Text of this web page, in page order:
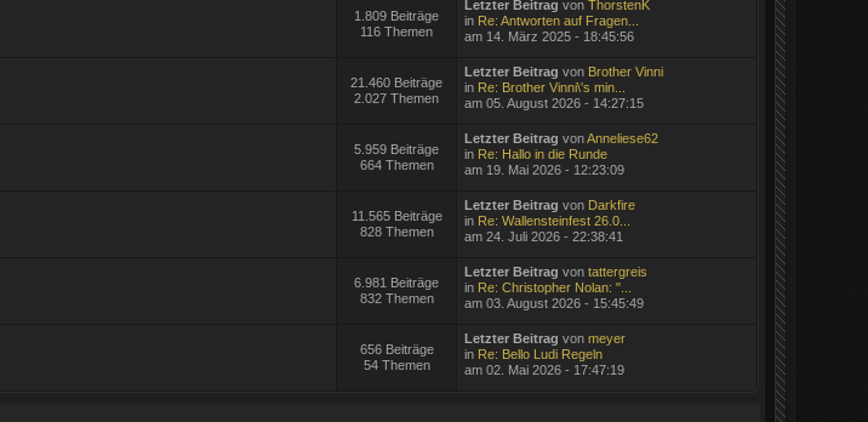
1.809 Beiträge
116 Themen
Letzter Beitrag von ThorstenK
in Re: Antworten auf Fragen...
am 14. März 2025 - 18:45:56
21.460 Beiträge
2.027 Themen
Letzter Beitrag von Brother Vinni
in Re: Brother Vinni\'s min...
am 05. August 2026 - 14:27:15
5.959 Beiträge
664 Themen
Letzter Beitrag vonAnneliese62
in Re: Hallo in die Runde
am 19. Mai 2026 - 12:23:09
11.565 Beiträge
828 Themen
Letzter Beitrag von Darkfire
in Re: Wallensteinfest 26.0...
am 24. Juli 2026 - 22:38:41
6.981 Beiträge
832 Themen
Letzter Beitrag von tattergreis
in Re: Christopher Nolan: "...
am 03. August 2026 - 15:45:49
656 Beiträge
54 Themen
Letzter Beitrag von meyer
in Re: Bello Ludi Regeln
am 02. Mai 2026 - 17:47:19